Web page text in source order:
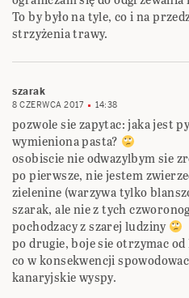
To by było na tyle, co i na
strzyżenia trawy.
szarak
8 CZERWCA 2017 14:38
pozwole sie zapytac: jaka jest
wymieniona pasta?
osobiscie nie odwazylbym sie
po pierwsze, nie jestem
zielenine (warzywa tylko
szarak, ale nie z tych
pochodzacy z szarej ludziny
po drugie, boje sie otrzymac
co w konsekwencji
kanaryjskie wyspy.